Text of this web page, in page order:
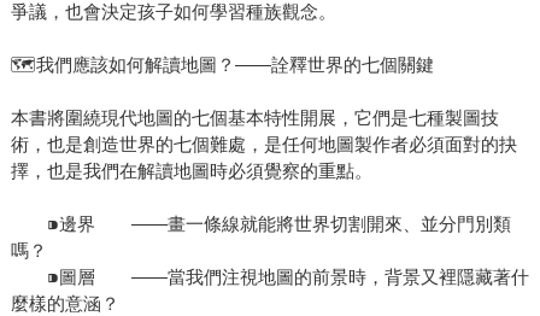
爭議，也會決定孩子如何學習種族觀念。
🗺️我們應該如何解讀地圖？——詮釋世界的七個關鍵
本書將圍繞現代地圖的七個基本特性開展，它們是七種製圖技
術，也是創造世界的七個難處，是任何地圖製作者必須面對的抉
擇，也是我們在解讀地圖時必須覺察的重點。
⁍邊界 ——畫一條線就能將世界切割開來、並分門別類
嗎？
⁍圖層 ——當我們注視地圖的前景時，背景又裡隱藏著什
麼樣的意涵？